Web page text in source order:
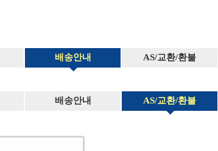
배송안내 AS/교환/환불
배송안내 AS/교환/환불